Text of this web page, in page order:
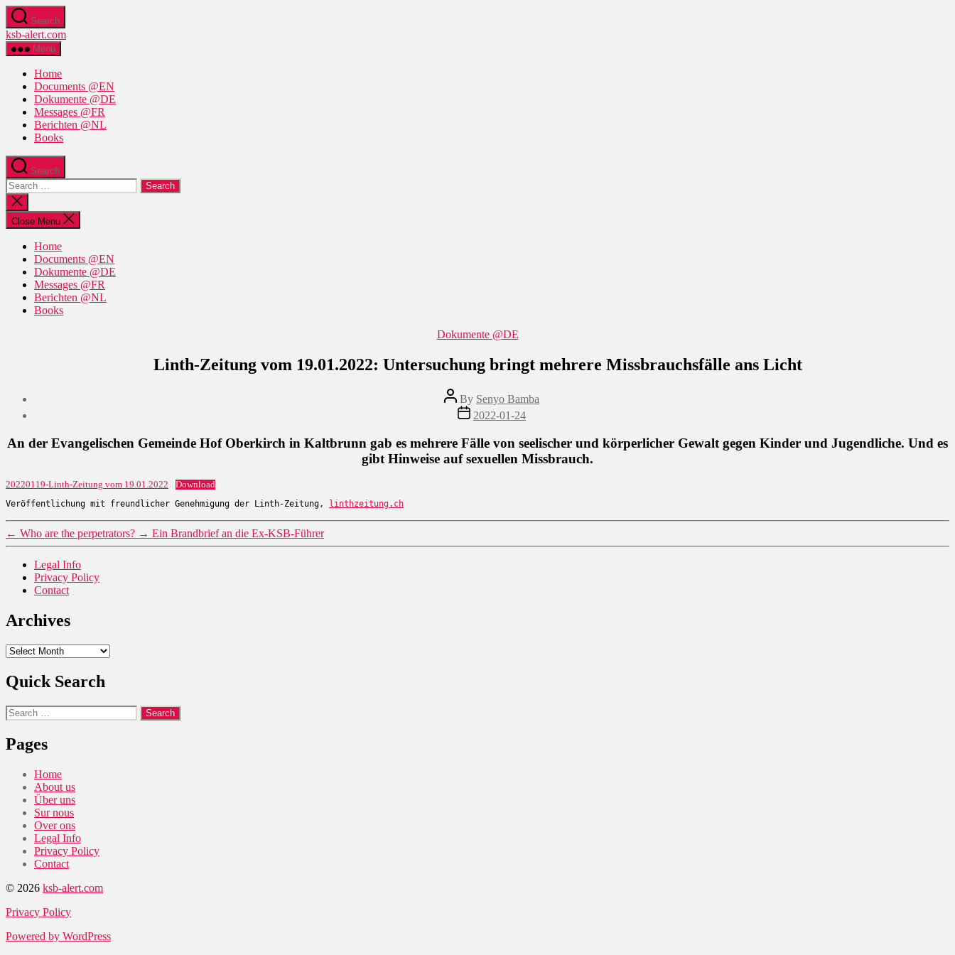
Skip
to
the
content
Search
ksb-alert.com
Menu
Home
Documents @EN
Dokumente @DE
Messages @FR
Berichten @NL
Books
Search
Search
for:
Close
search
Close Menu
Home
Documents @EN
Dokumente @DE
Messages @FR
Berichten @NL
Books
Categories
Dokumente @DE
Linth-Zeitung vom 19.01.2022: Untersuchung bringt mehrere Missbrauchsfälle ans Licht
Post
author
By Senyo Bamba
Post
date
2022-01-24
An der Evangelischen Gemeinde Hof Oberkirch in Kaltbrunn gab es mehrere Fälle von seelischer und körperlicher Gewalt gegen Kinder und Jugendliche. Und es
gibt Hinweise auf sexuellen Missbrauch.
20220119-Linth-Zeitung vom 19.01.2022
Download
Veröffentlichung mit freundlicher Genehmigung der Linth-Zeitung,
linthzeitung.ch
← Who are the perpetrators? → Ein Brandbrief an die Ex-KSB-Führer
Legal Info
Privacy Policy
Contact
Archives
Archives
Quick Search
Search
for:
Pages
Home
About us
Über uns
Sur nous
Over ons
Legal Info
Privacy Policy
Contact
© 2026 ksb-alert.com
Privacy Policy
Powered by WordPress